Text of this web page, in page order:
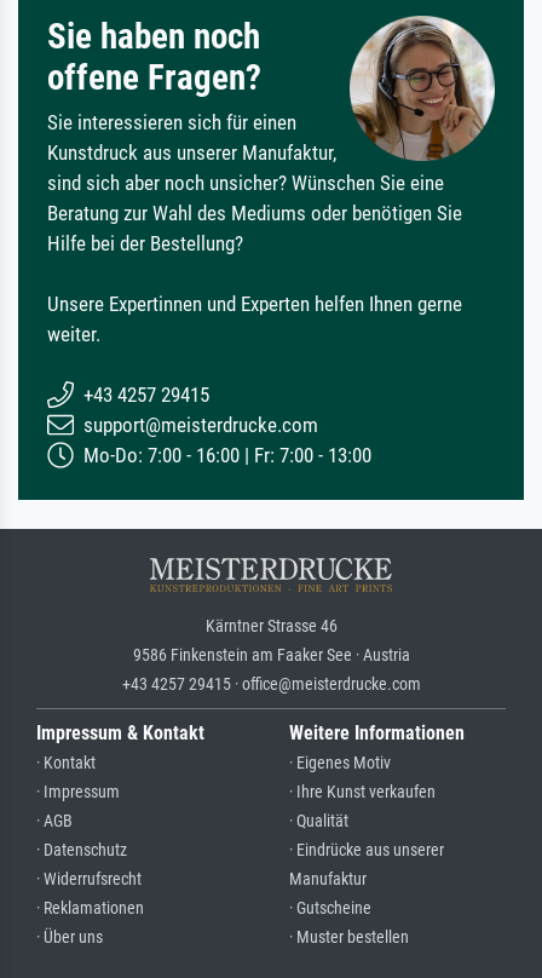
Sie haben noch
offene Fragen?
Sie interessieren sich für einen
Kunstdruck aus unserer Manufaktur,
sind sich aber noch unsicher? Wünschen Sie eine
Beratung zur Wahl des Mediums oder benötigen Sie
Hilfe bei der Bestellung?
Unsere Expertinnen und Experten helfen Ihnen gerne
weiter.
+43 4257 29415
support@meisterdrucke.com
Mo-Do: 7:00 - 16:00 | Fr: 7:00 - 13:00
Kärntner Strasse 46
9586 Finkenstein am Faaker See · Austria
+43 4257 29415 · office@meisterdrucke.com
Impressum & Kontakt
· Kontakt
· Impressum
· AGB
· Datenschutz
· Widerrufsrecht
· Reklamationen
· Über uns
Weitere Informationen
· Eigenes Motiv
· Ihre Kunst verkaufen
· Qualität
· Eindrücke aus unserer
Manufaktur
· Gutscheine
· Muster bestellen